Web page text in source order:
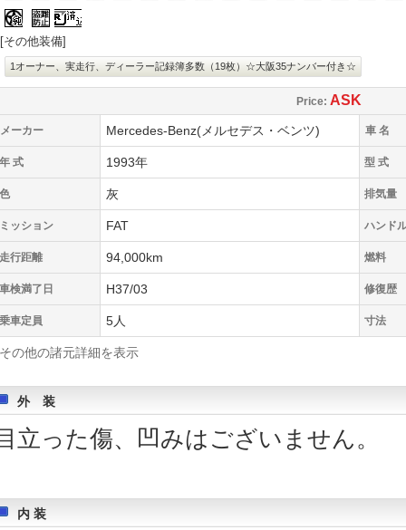
純正アルミ
盗難防止装置
[その他装備]
1オーナー、実走行、ディーラー記録簿多数（19枚）☆大阪35ナンバー付き☆
Price: ASK
メーカー Mercedes-Benz(メルセデス・ベンツ) 車 名
式 1993年 型 式
灰 排気量
ッション FAT ハンド
行距離 94,000km 燃料
検満了日 H37/03 修復歴
車定員 5人 寸法
の他の諸元詳細を表示
外 装
立った傷、凹みはございません。
内 装